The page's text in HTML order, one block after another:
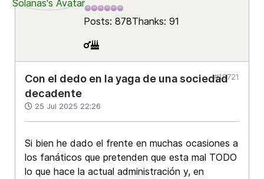
Posts: 878Thanks: 91
Con el dedo en la yaga de una sociedad
decadente
25 Jul 2025 22:26
#18721
Si bien he dado el frente en muchas ocasiones a
los fanáticos que pretenden que esta mal TODO
lo que hace la actual administración y, en